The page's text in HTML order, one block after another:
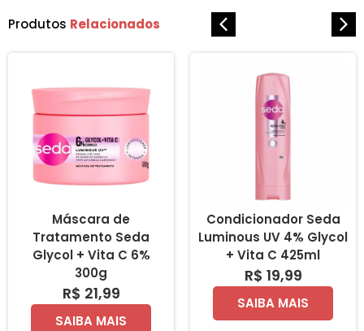
Produtos Relacionados
Máscara de
Tratamento Seda
Glycol + Vita C 6%
300g
R$ 21,99
SAIBA MAIS
Condicionador Seda
Luminous UV 4% Glycol
+ Vita C 425ml
R$ 19,99
SAIBA MAIS